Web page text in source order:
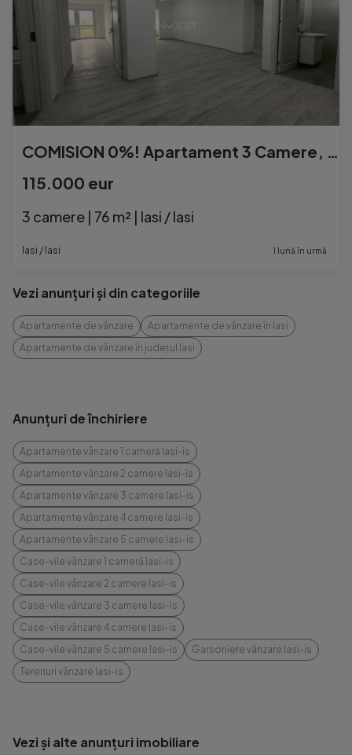
COMISION 0%! Apartament 3 Camere, 80mp Bloc Nou
115.000 eur
3 camere | 76 m² | Iasi / Iasi
Iasi / Iasi 1 lună în urmă
Vezi anunțuri și din categoriile
Apartamente de vânzare
Apartamente de vânzare în Iasi
Apartamente de vânzare în județul Iasi
Anunțuri de închiriere
Apartamente vânzare 1 cameră Iasi-is
Apartamente vânzare 2 camere Iasi-is
Apartamente vânzare 3 camere Iasi-is
Apartamente vânzare 4 camere Iasi-is
Apartamente vânzare 5 camere Iasi-is
Case-vile vânzare 1 cameră Iasi-is
Case-vile vânzare 2 camere Iasi-is
Case-vile vânzare 3 camere Iasi-is
Case-vile vânzare 4 camere Iasi-is
Case-vile vânzare 5 camere Iasi-is
Garsoniere vânzare Iasi-is
Terenuri vânzare Iasi-is
Vezi și alte anunțuri imobiliare